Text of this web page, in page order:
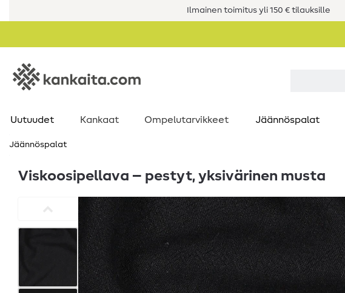
Ilmainen toimitus yli 150 € tilauksille
Uutuudet Kankaat Ompelutarvikkeet Jäännöspalat
Jäännöspalat
Viskoosipellava – pestyt, yksivärinen musta